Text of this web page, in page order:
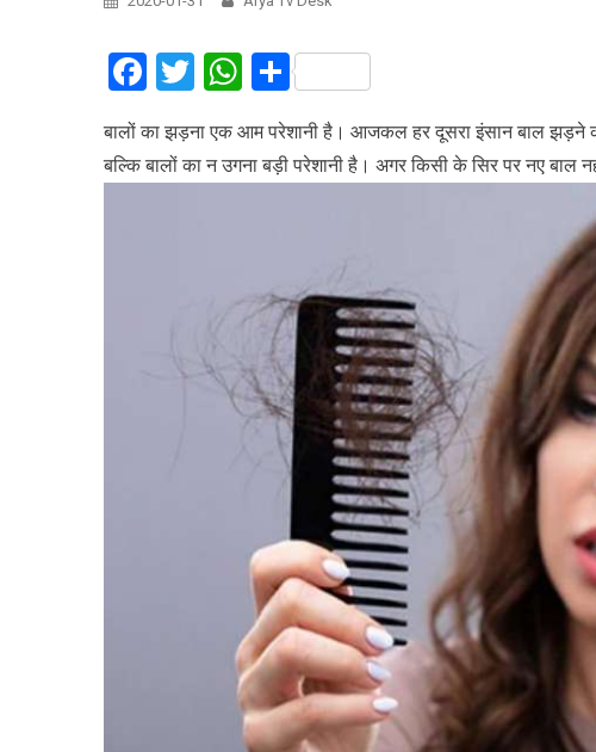
Facebook
TwitterWhatsApp
Share
बालों का झड़ना एक आम परेशानी है। आजकल हर दूसरा इंसान बाल झड़ने
बल्कि बालों का न उगना बड़ी परेशानी है। अगर किसी के सिर पर नए बाल